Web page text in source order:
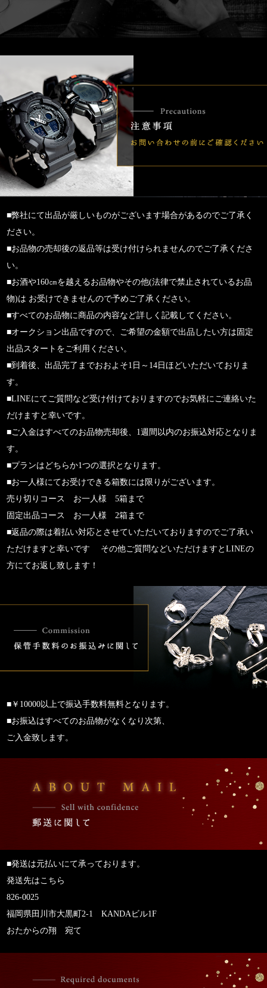
■弊社にて出品が厳しいものがございます場合があるのでご了承く
ださい。
■お品物の売却後の返品等は受け付けられませんのでご了承くださ
い。
■お酒や160㎝を越えるお品物やその他(法律で禁止されているお品
物)は お受けできませんので予めご了承ください。
■すべてのお品物に商品の内容など詳しく記載してください。
■オークション出品ですので、ご希望の金額で出品したい方は固定
出品スタートをご利用ください。
■到着後、出品完了までおおよそ1日～14日ほどいただいておりま
す。
■LINEにてご質問など受け付けておりますのでお気軽にご連絡いた
だけますと幸いです。
■ご入金はすべてのお品物売却後、1週間以内のお振込対応となりま
す。
■プランはどちらか1つの選択となります。
■お一人様にてお受けできる箱数には限りがございます。
売り切りコース お一人様 5箱まで
固定出品コース お一人様 2箱まで
■返品の際は着払い対応とさせていただいておりますのでご了承い
ただけますと幸いです その他ご質問などいただけますとLINEの
方にてお返し致します！
■￥10000以上で振込手数料無料となります。
■お振込はすべてのお品物がなくなり次第、
ご入金致します。
■発送は元払いにて承っております。
発送先はこちら
826-0025
福岡県田川市大黒町2-1 KANDAビル1F
おたからの翔 宛て